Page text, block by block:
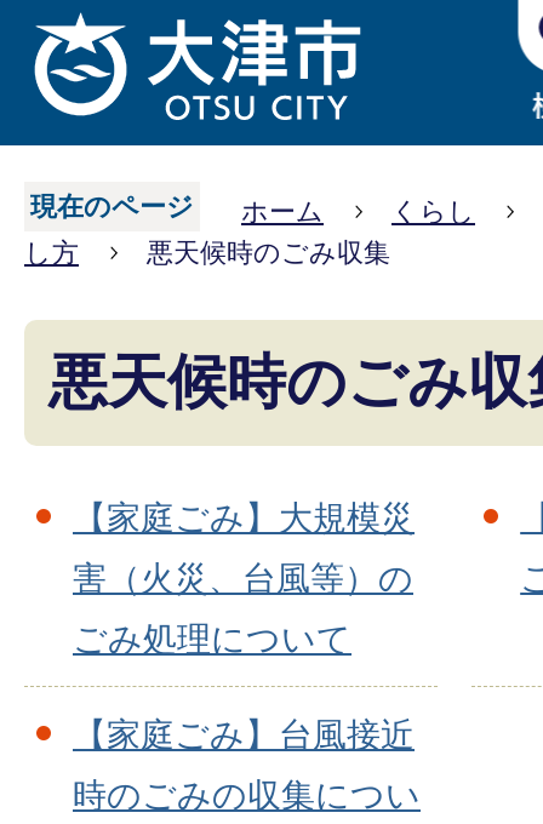
現在のページ ホーム
くらし
し方
悪天候時のごみ収集
悪天候時のごみ収
【家庭ごみ】大規模災
害（火災、台風等）の
ごみ処理について
【家庭ごみ】台風接近
時のごみの収集につい